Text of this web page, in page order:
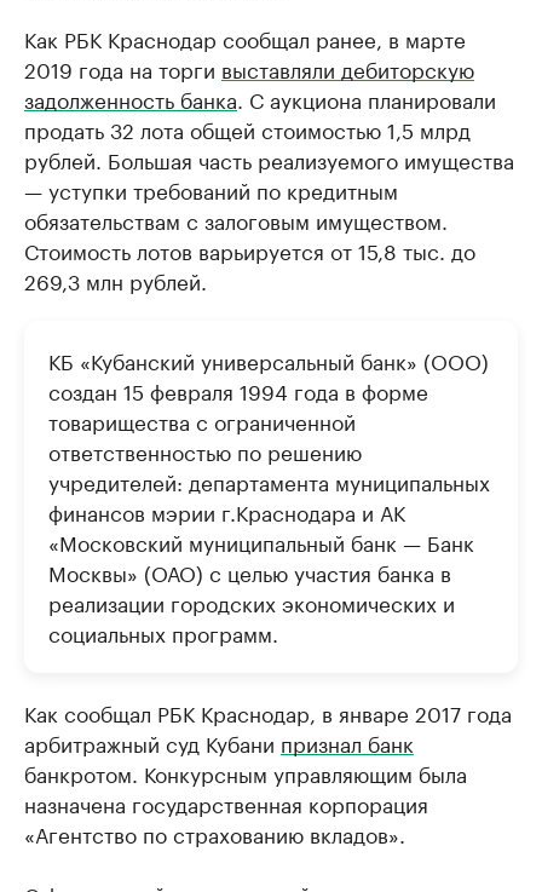
Как РБК Краснодар сообщал ранее, в марте
2019 года на торги выставляли дебиторскую
задолженность банка . С аукциона планировали
продать 32 лота общей стоимостью 1,5 млрд
рублей. Большая часть реализуемого имущества
— уступки требований по кредитным
обязательствам с залоговым имуществом.
Стоимость лотов варьируется от 15,8 тыс. до
269,3 млн рублей.
КБ «Кубанский универсальный банк» (ООО)
создан 15 февраля 1994 года в форме
товарищества с ограниченной
ответственностью по решению
учредителей: департамента муниципальных
финансов мэрии г.Краснодара и АК
«Московский муниципальный банк — Банк
Москвы» (ОАО) с целью участия банка в
реализации городских экономических и
социальных программ.
Как сообщал РБК Краснодар, в январе 2017 года
арбитражный суд Кубани признал банк
банкротом. Конкурсным управляющим была
назначена государственная корпорация
«Агентство по страхованию вкладов».